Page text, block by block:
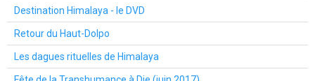
Destination Himalaya - le DVD
Retour du Haut-Dolpo
Les dagues rituelles de Himalaya